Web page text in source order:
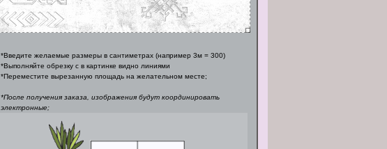
*Введите желаемые размеры в сантиметрах (например 3м = 300)
*Выполняйте обрезку с в картинке видно линиями
*Переместите вырезанную площадь на желательном месте;
*После получения заказа, изображения будут координировать
электронные;